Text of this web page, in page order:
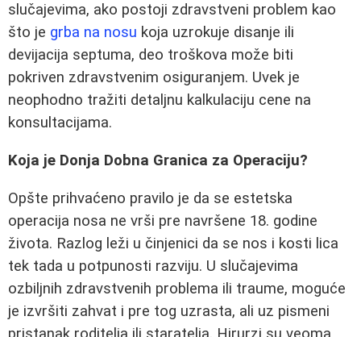
slučajevima, ako postoji zdravstveni problem kao
što je grba na nosu koja uzrokuje disanje ili
devijacija septuma, deo troškova može biti
pokriven zdravstvenim osiguranjem. Uvek je
neophodno tražiti detaljnu kalkulaciju cene na
konsultacijama.
Koja je Donja Dobna Granica za Operaciju?
Opšte prihvaćeno pravilo je da se estetska
operacija nosa ne vrši pre navršene 18. godine
života. Razlog leži u činjenici da se nos i kosti lica
tek tada u potpunosti razviju. U slučajevima
ozbiljnih zdravstvenih problema ili traume, moguće
je izvršiti zahvat i pre tog uzrasta, ali uz pismeni
pristanak roditelja ili staratelja. Hirurzi su veoma